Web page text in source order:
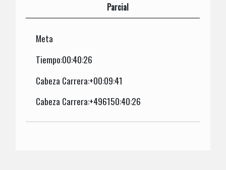
Parcial
Meta
Tiempo:00:40:26
Cabeza Carrera:+00:09:41
Cabeza Carrera:+496150:40:26